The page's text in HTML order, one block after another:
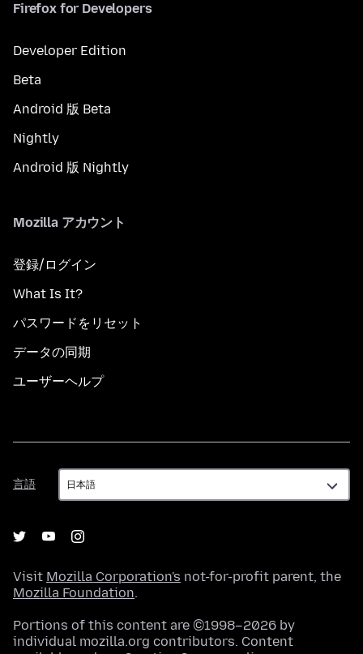
Firefox for Developers
Developer Edition
Beta
Android 版 Beta
Nightly
Android 版 Nightly
Mozilla アカウント
登録/ログイン
What Is It?
パスワードをリセット
データの同期
ユーザーヘルプ
言語
言
語
Visit Mozilla Corporation's not-for-profit parent, the
Mozilla Foundation.
Portions of this content are ©1998–2026 by
individual mozilla.org contributors. Content